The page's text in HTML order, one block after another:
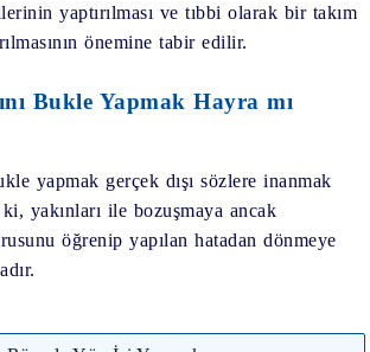
yaptırılması ve tıbbi olarak bir takım
önemine tabir edilir.
Bukle Yapmak Hayra mı
yapmak gerçek dışı sözlere inanmak
yakınları ile bozuşmaya ancak
öğrenip yapılan hatadan dönmeye